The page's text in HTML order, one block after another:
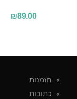
₪89.00
הזמנות
כתובות